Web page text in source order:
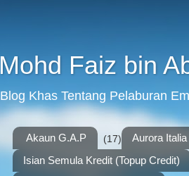
Mohd Faiz bin
Blog Khas Tentang Pelaburan
Akaun G.A.P (17)
Aurora Italia
Isian Semula Kredit (Topup Credit)